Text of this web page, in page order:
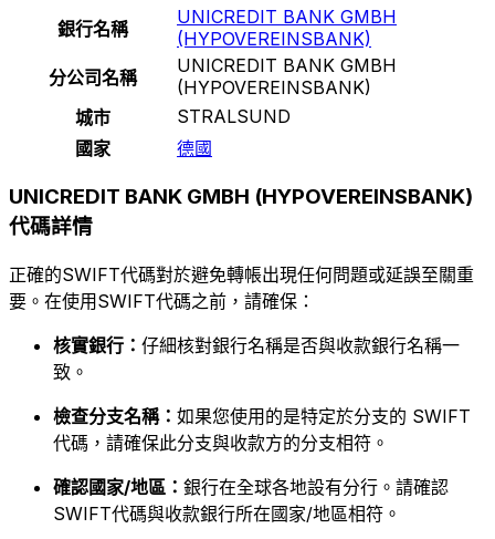
銀行名稱
UNICREDIT BANK GMBH
(HYPOVEREINSBANK)
分公司名稱
UNICREDIT BANK GMBH
(HYPOVEREINSBANK)
城市
STRALSUND
國家
德國
UNICREDIT BANK GMBH (HYPOVEREINSBANK)
代碼詳情
正確的SWIFT代碼對於避免轉帳出現任何問題或延誤至關重
要。在使用SWIFT代碼之前，請確保：
核實銀行： 仔細核對銀行名稱是否與收款銀行名稱一
致。
檢查分支名稱： 如果您使用的是特定於分支的 SWIFT
代碼，請確保此分支與收款方的分支相符。
確認國家/地區： 銀行在全球各地設有分行。請確認
SWIFT代碼與收款銀行所在國家/地區相符。